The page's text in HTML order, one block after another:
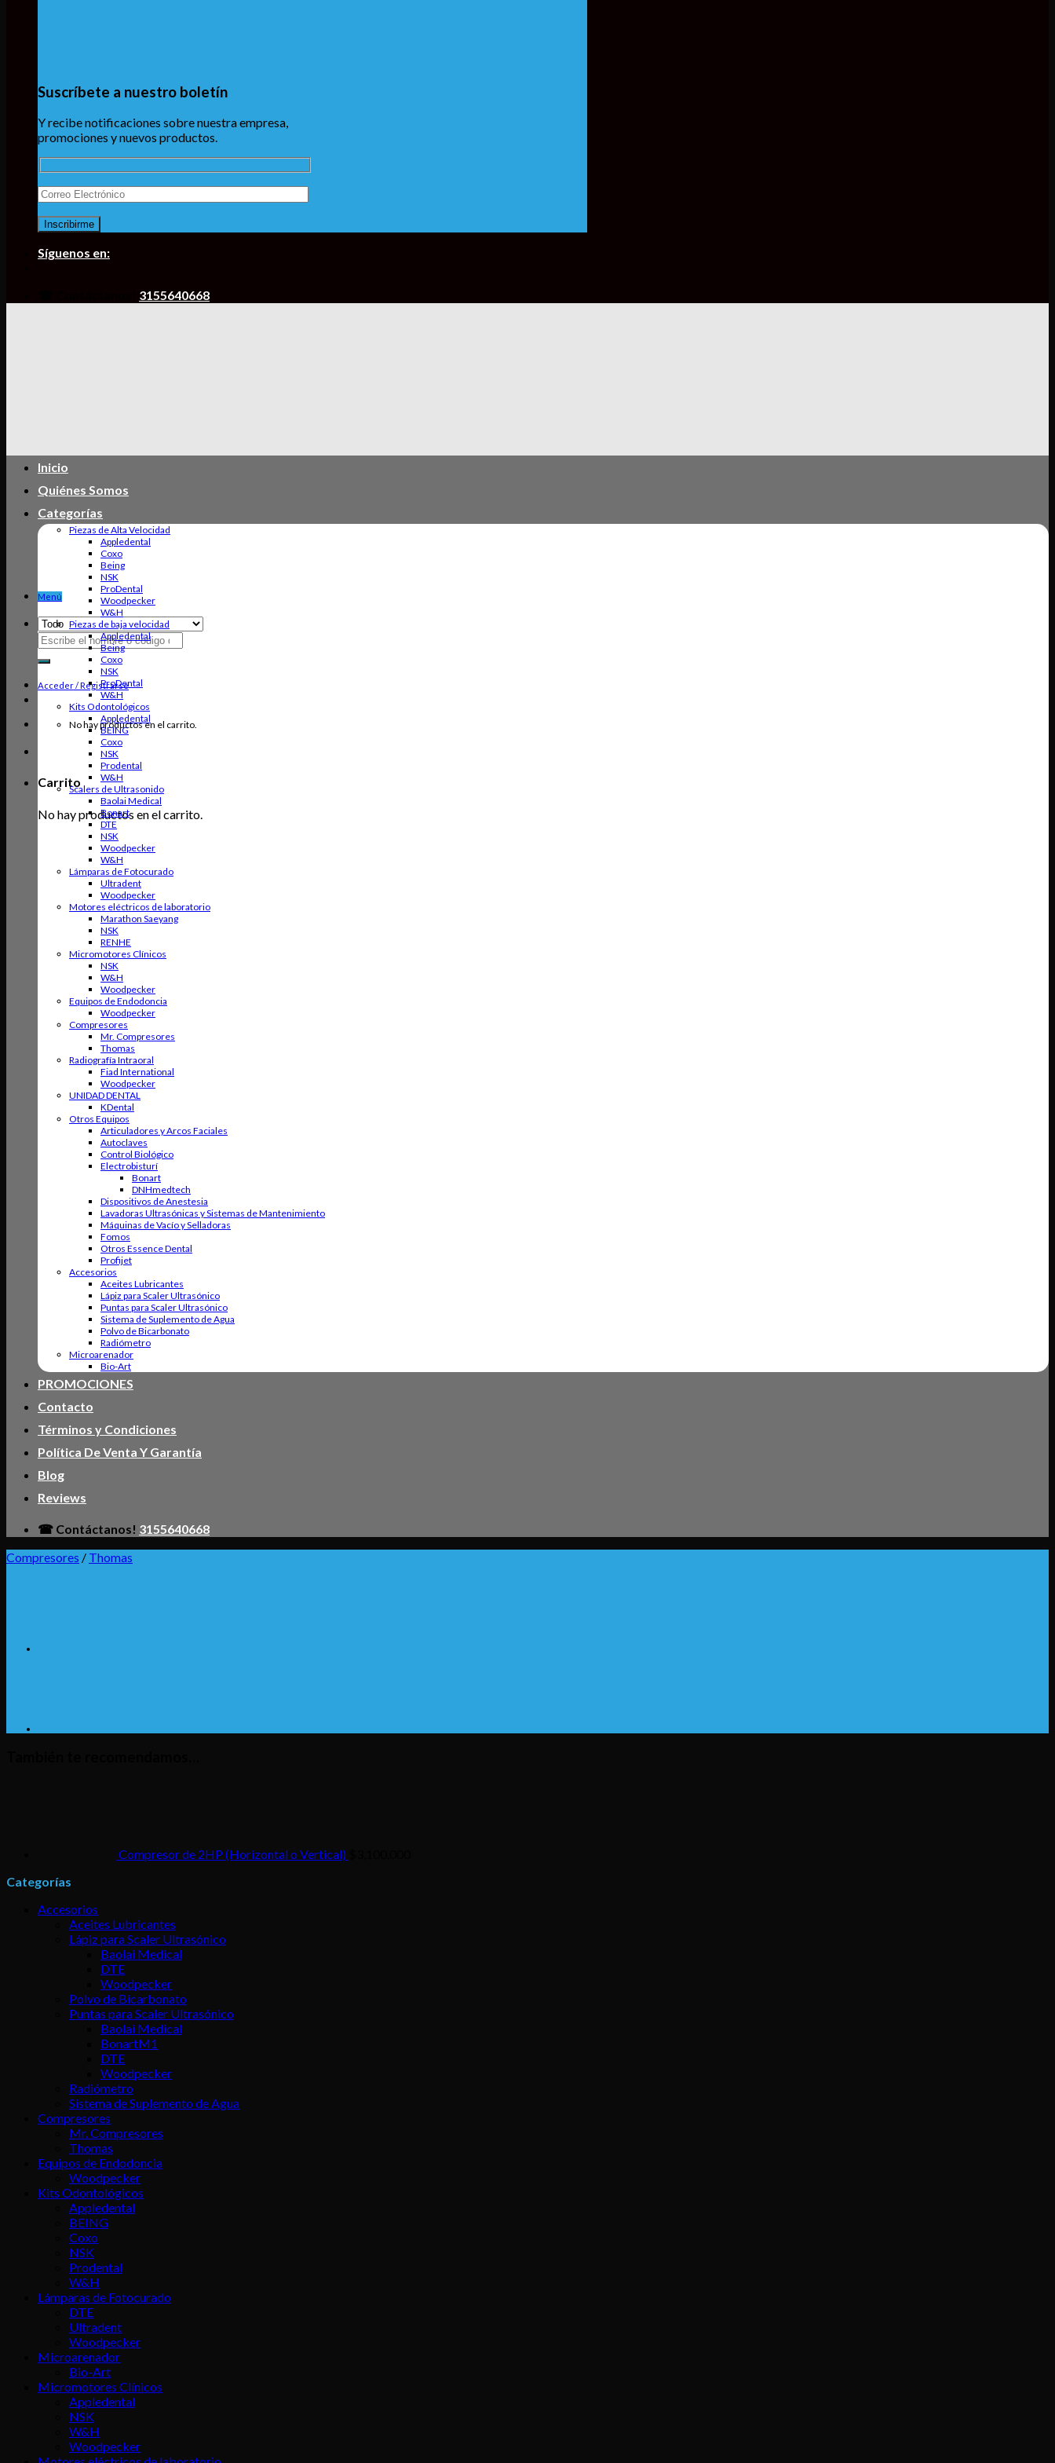
Suscríbete a nuestro boletín
Y recibe notificaciones sobre nuestra empresa,
promociones y nuevos productos.
Síguenos en:
3155640668
Menú
Buscar
por:
Acceder / Registrarse
No hay productos en el carrito.
Carrito
No hay productos en el carrito.
Inicio
Quiénes Somos
Categorías
Piezas de Alta Velocidad
Appledental
Coxo
Being
NSK
ProDental
Woodpecker
W&H
Piezas de baja velocidad
Appledental
Being
Coxo
NSK
ProDental
W&H
Kits Odontológicos
Appledental
BEING
Coxo
NSK
Prodental
W&H
Scalers de Ultrasonido
Baolai Medical
Bonart
DTE
NSK
Woodpecker
W&H
Lámparas de Fotocurado
Ultradent
Woodpecker
Motores eléctricos de laboratorio
Marathon Saeyang
NSK
RENHE
Micromotores Clínicos
NSK
W&H
Woodpecker
Equipos de Endodoncia
Woodpecker
Compresores
Mr. Compresores
Thomas
Radiografía Intraoral
Fiad International
Woodpecker
UNIDAD DENTAL
KDental
Otros Equipos
Articuladores y Arcos Faciales
Autoclaves
Control Biológico
Electrobisturí
Bonart
DNHmedtech
Dispositivos de Anestesia
Lavadoras Ultrasónicas y Sistemas de Mantenimiento
Máquinas de Vacío y Selladoras
Fomos
Otros Essence Dental
Profijet
Accesorios
Aceites Lubricantes
Lápiz para Scaler Ultrasónico
Puntas para Scaler Ultrasónico
Sistema de Suplemento de Agua
Polvo de Bicarbonato
Radiómetro
Microarenador
Bio-Art
PROMOCIONES
Contacto
Términos y Condiciones
Política De Venta Y Garantía
Blog
Reviews
☎ Contáctanos! 3155640668
Compresores / Thomas
Compresor de 2HP (Horizontal o Vertical)
Categorías
Accesorios
Aceites Lubricantes
Lápiz para Scaler Ultrasónico
Baolai Medical
DTE
Woodpecker
Polvo de Bicarbonato
Puntas para Scaler Ultrasónico
Baolai Medical
BonartM1
DTE
Woodpecker
Radiómetro
Sistema de Suplemento de Agua
Compresores
Mr. Compresores
Thomas
Equipos de Endodoncia
Woodpecker
Kits Odontológicos
Appledental
BEING
Coxo
NSK
Prodental
W&H
Lámparas de Fotocurado
DTE
Ultradent
Woodpecker
Microarenador
Bio-Art
Micromotores Clínicos
Appledental
NSK
W&H
Woodpecker